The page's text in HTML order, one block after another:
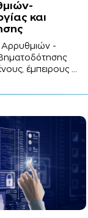
και
Αρρυθμιών -
έμπειρους ...